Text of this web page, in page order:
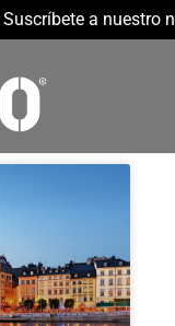
Suscríbete a nuestro